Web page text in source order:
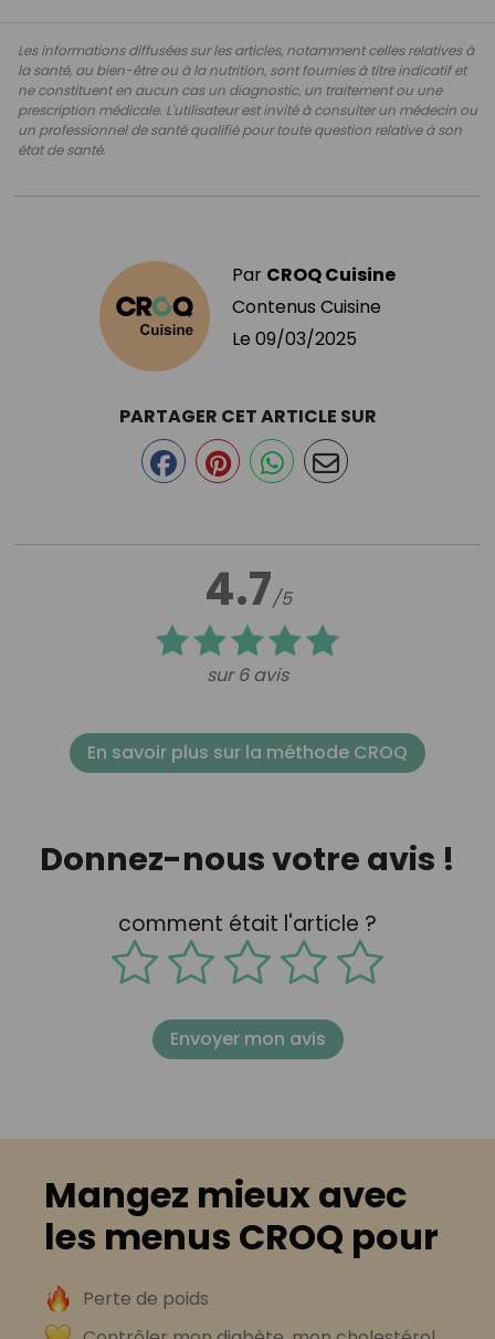
Les informations diffusées sur les articles, notamment celles relatives à
la santé, au bien-être ou à la nutrition, sont fournies à titre indicatif et
ne constituent en aucun cas un diagnostic, un traitement ou une
prescription médicale. L'utilisateur est invité à consulter un médecin ou
un professionnel de santé qualifié pour toute question relative à son
état de santé.
Par CROQ Cuisine
Contenus Cuisine
Le 09/03/2025
4.7/5
sur 6 avis
PARTAGER CET ARTICLE SUR
En savoir plus sur la méthode CROQ
Donnez-nous votre avis !
comment était l'article ?
Envoyer mon avis
Mangez mieux avec
les menus CROQ pour
Perte de poids